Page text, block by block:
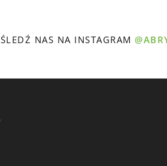
ŚLEDŹ NAS NA INSTAGRAM